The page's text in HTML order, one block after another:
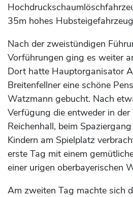
35m hohes
Nach der zweistündigen
Vorführungen ging es weiter
Dort hatte Hauptorganisator
Breitenfellner eine schöne
Watzmann gebucht. Nach
Verfügung die entweder in der
Reichenhall, beim
Kindern am Spielplatz
erste Tag mit einem
einer urigen oberbayerischen
Am zweiten Tag machte sich